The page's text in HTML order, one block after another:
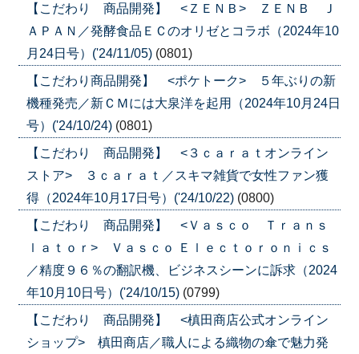
【こだわり 商品開発】 <ＺＥＮＢ> ＺＥＮＢ Ｊ
ＡＰＡＮ／発酵食品ＥＣのオリゼとコラボ（2024年10
月24日号）('24/11/05) (0801)
【こだわり商品開発】 <ポケトーク> ５年ぶりの新
機種発売／新ＣＭには大泉洋を起用（2024年10月24日
号）('24/10/24) (0801)
【こだわり 商品開発】 <３ｃａｒａｔオンライン
ストア> ３ｃａｒａｔ／スキマ雑貨で女性ファン獲
得（2024年10月17日号）('24/10/22) (0800)
【こだわり 商品開発】 <Ｖａｓｃｏ Ｔｒａｎｓ
ｌａｔｏｒ> Ｖａｓｃｏ Ｅｌｅｃｔｏｒｏｎｉｃｓ
／精度９６％の翻訳機、ビジネスシーンに訴求（2024
年10月10日号）('24/10/15) (0799)
【こだわり 商品開発】 <槙田商店公式オンライン
ショップ> 槙田商店／職人による織物の傘で魅力発